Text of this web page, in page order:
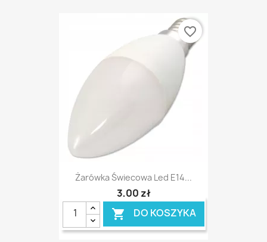
Żarówka Świecowa Led E14...
3,00 zł
 DO KOSZYKA
favorite_border